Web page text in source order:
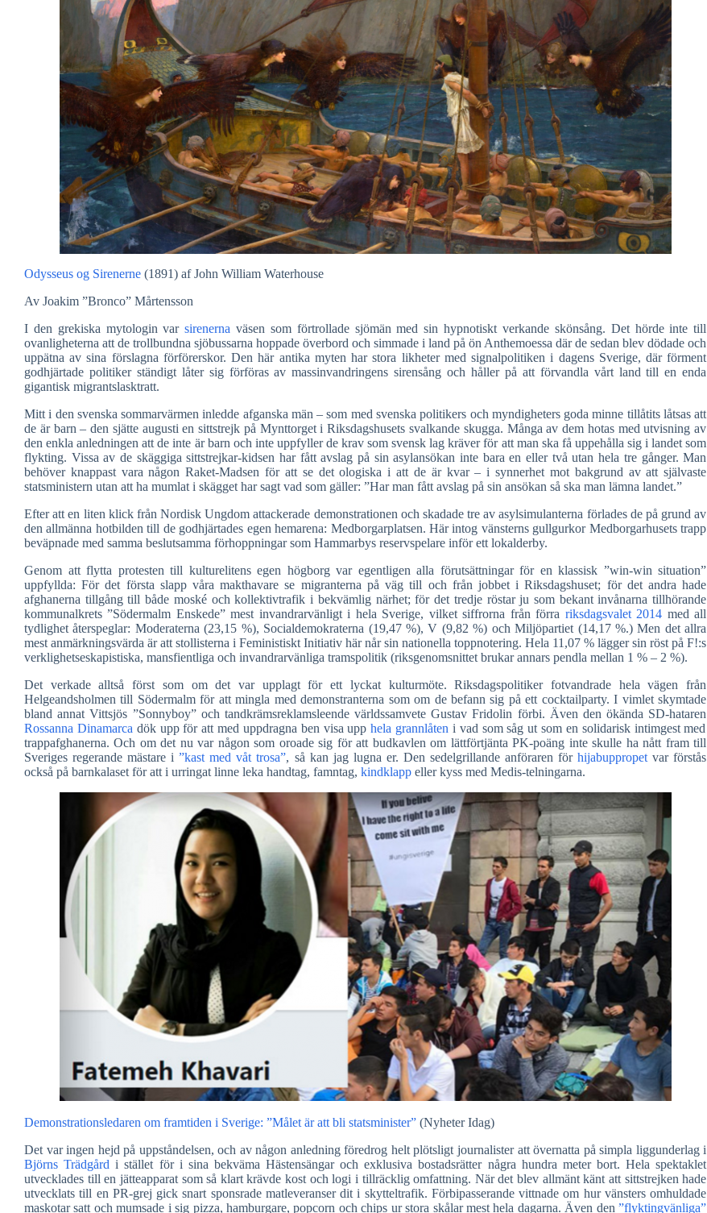
Odysseus og Sirenerne (1891) af John William Waterhouse
Av Joakim ”Bronco” Mårtensson
I den grekiska mytologin varsirenerna väsen som förtrollade sjömän med sin hypnotiskt verkande skönsång. Det hörde inte till
ovanligheterna att de trollbundna sjöbussarna hoppade överbord och simmade i land på ön Anthemoessa där de sedan blev dödade och
uppätna av sina förslagna förförerskor. Den här antika myten har stora likheter med signalpolitiken i dagens Sverige, där förment
godhjärtade politiker ständigt låter sig förföras av massinvandringens sirensång och håller på att förvandla vårt land till en enda
gigantisk migrantslasktratt.
Mitt i den svenska sommarvärmen inledde afganska män – som med svenska politikers och myndigheters goda minne tillåtits låtsas att
de är barn – den sjätte augusti en sittstrejk på Mynttorget i Riksdagshusets svalkande skugga. Många av dem hotas med utvisning av
den enkla anledningen att de inte är barn och inte uppfyller de krav som svensk lag kräver för att man ska få uppehålla sig i landet som
flykting. Vissa av de skäggiga sittstrejkar-kidsen har fått avslag på sin asylansökan inte bara en eller två utan hela tre gånger. Man
behöver knappast vara någon Raket-Madsen för att se det ologiska i att de är kvar – i synnerhet mot bakgrund av att självaste
statsministern utan att ha mumlat i skägget har sagt vad som gäller: ”Har man fått avslag på sin ansökan så ska man lämna landet.”
Efter att en liten klick från Nordisk Ungdom attackerade demonstrationen och skadade tre av asylsimulanterna förlades de på grund av
den allmänna hotbilden till de godhjärtades egen hemarena: Medborgarplatsen. Här intog vänsterns gullgurkor Medborgarhusets trapp
beväpnade med samma beslutsamma förhoppningar som Hammarbys reservspelare inför ett lokalderby.
Genom att flytta protesten till kulturelitens egen högborg var egentligen alla förutsättningar för en klassisk ”win-win situation”
uppfyllda: För det första slapp våra makthavare se migranterna på väg till och från jobbet i Riksdagshuset; för det andra hade
afghanerna tillgång till både moské och kollektivtrafik i bekvämlig närhet; för det tredje röstar ju som bekant invånarna tillhörande
kommunalkrets ”Södermalm Enskede” mest invandrarvänligt i hela Sverige, vilket siffrorna från förra riksdagsvalet 2014 med all
tydlighet återspeglar: Moderaterna (23,15 %), Socialdemokraterna (19,47 %), V (9,82 %) och Miljöpartiet (14,17 %.) Men det allra
mest anmärkningsvärda är att stollisterna i Feministiskt Initiativ här når sin nationella toppnotering. Hela 11,07 % lägger sin röst på F!:s
verklighetseskapistiska, mansfientliga och invandrarvänliga tramspolitik (riksgenomsnittet brukar annars pendla mellan 1 % – 2 %).
Det verkade alltså först som om det var upplagt för ett lyckat kulturmöte. Riksdagspolitiker fotvandrade hela vägen från
Helgeandsholmen till Södermalm för att mingla med demonstranterna som om de befann sig på ett cocktailparty. I vimlet skymtade
bland annat Vittsjös ”Sonnyboy” och tandkrämsreklamsleende världssamvete Gustav Fridolin förbi. Även den ökända SD-hataren
Rossanna Dinamarca dök upp för att med uppdragna ben visa upphela grannlåten i vad som såg ut som en solidarisk intimgest med
trappafghanerna. Och om det nu var någon som oroade sig för att budkavlen om lättförtjänta PK-poäng inte skulle ha nått fram till
Sveriges regerande mästare i”kast med våt trosa”, så kan jag lugna er. Den sedelgrillande anföraren förhijabuppropet var förstås
också på barnkalaset för att i urringat linne leka handtag, famntag, kindklapp eller kyss med Medis-telningarna.
Demonstrationsledaren om framtiden i Sverige: ”Målet är att bli statsminister” (Nyheter Idag)
Det var ingen hejd på uppståndelsen, och av någon anledning föredrog helt plötsligt journalister att övernatta på simpla liggunderlag i
Björns Trädgård i stället för i sina bekväma Hästensängar och exklusiva bostadsrätter några hundra meter bort. Hela spektaklet
utvecklades till en jätteapparat som så klart krävde kost och logi i tillräcklig omfattning. När det blev allmänt känt att sittstrejken hade
utvecklats till en PR-grej gick snart sponsrade matleveranser dit i skytteltrafik. Förbipasserande vittnade om hur vänsters omhuldade
maskotar satt och mumsade i sig pizza, hamburgare, popcorn och chips ur stora skålar mest hela dagarna. Även den”flyktingvänliga”